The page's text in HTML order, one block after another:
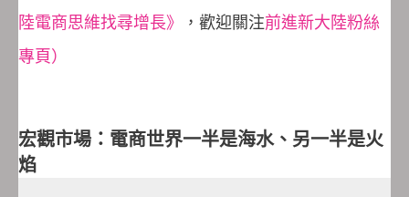
陸電商思維找尋增長》
，歡迎關注前進新大陸粉絲
專頁）
宏觀市場：電商世界一半是海水、另一半是火
焰